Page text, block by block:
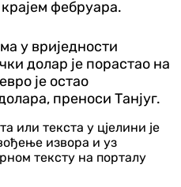
фебруара.
у вриједности
долар је порастао на
је остао
преноси Танјуг.
или текста у цјелини је
извора и уз
тексту на порталу